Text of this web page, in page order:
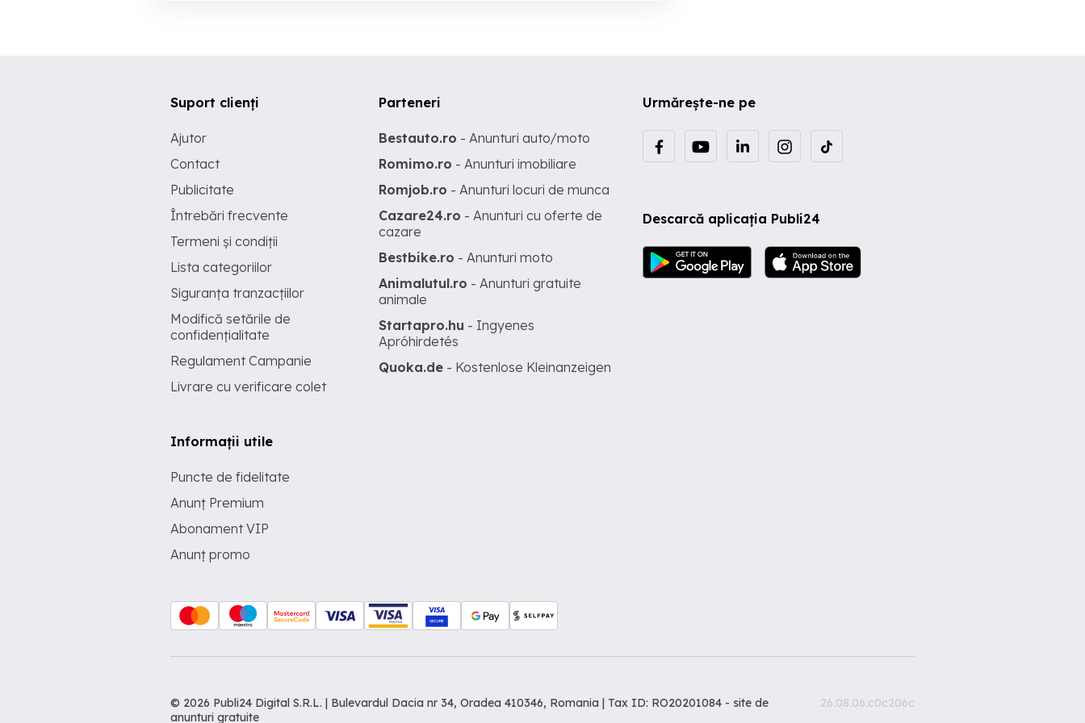
Urmărește-ne pe
Descarcă aplicația Publi24
Suport clienți
Ajutor
Contact
Publicitate
Întrebări frecvente
Termeni și condiții
Lista categoriilor
Siguranța tranzacțiilor
Modifică setările de
confidențialitate
Regulament Campanie
Livrare cu verificare colet
Informații utile
Puncte de fidelitate
Anunț Premium
Abonament VIP
Anunț promo
Parteneri
Bestauto.ro - Anunturi auto/moto
Romimo.ro - Anunturi imobiliare
Romjob.ro - Anunturi locuri de munca
Cazare24.ro - Anunturi cu oferte de
cazare
Bestbike.ro - Anunturi moto
Animalutul.ro - Anunturi gratuite
animale
Startapro.hu - Ingyenes
Apróhirdetés
Quoka.de - Kostenlose Kleinanzeigen
© 2026 Publi24 Digital S.R.L. | Bulevardul Dacia nr 34, Oradea 410346, Romania | Tax ID: RO20201084 - site de
anunturi gratuite
26.08.06.c0c206c